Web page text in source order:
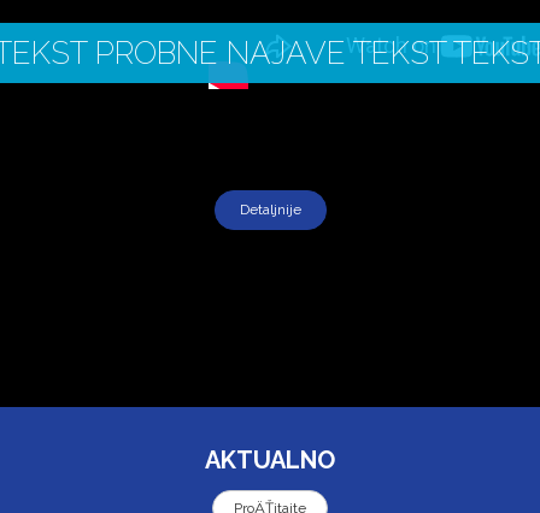
PROBNE NAJAVE TEKST
Detaljnije
AKTUALNO
ProÄŤitajte